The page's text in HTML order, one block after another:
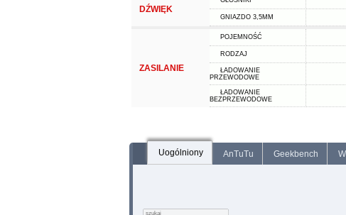
DŹWIĘK
GNIAZDO 3,5MM
ZASILANIE
POJEMNOŚĆ
RODZAJ
ŁADOWANIE
PRZEWODOWE
ŁADOWANIE
BEZPRZEWODOWE
Uogólniony AnTuTu Geekbench